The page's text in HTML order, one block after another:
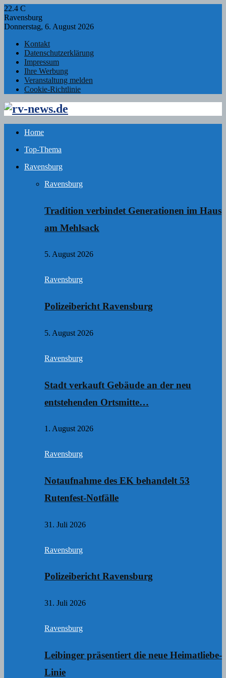
22.4 C
Ravensburg
Donnerstag, 6. August 2026
Kontakt
Datenschutzerklärung
Impressum
Ihre Werbung
Veranstaltung melden
Cookie-Richtlinie
Facebook
Twitter
Instagram
Email
Rss
Home
Top-Thema
Ravensburg
Ravensburg
Tradition verbindet Generationen im Haus
am Mehlsack
5. August 2026
Ravensburg
Polizeibericht Ravensburg
5. August 2026
Ravensburg
Stadt verkauft Gebäude an der neu
entstehenden Ortsmitte…
1. August 2026
Ravensburg
Notaufnahme des EK behandelt 53
Rutenfest-Notfälle
31. Juli 2026
Ravensburg
Polizeibericht Ravensburg
31. Juli 2026
Ravensburg
Leibinger präsentiert die neue Heimatliebe-
Linie